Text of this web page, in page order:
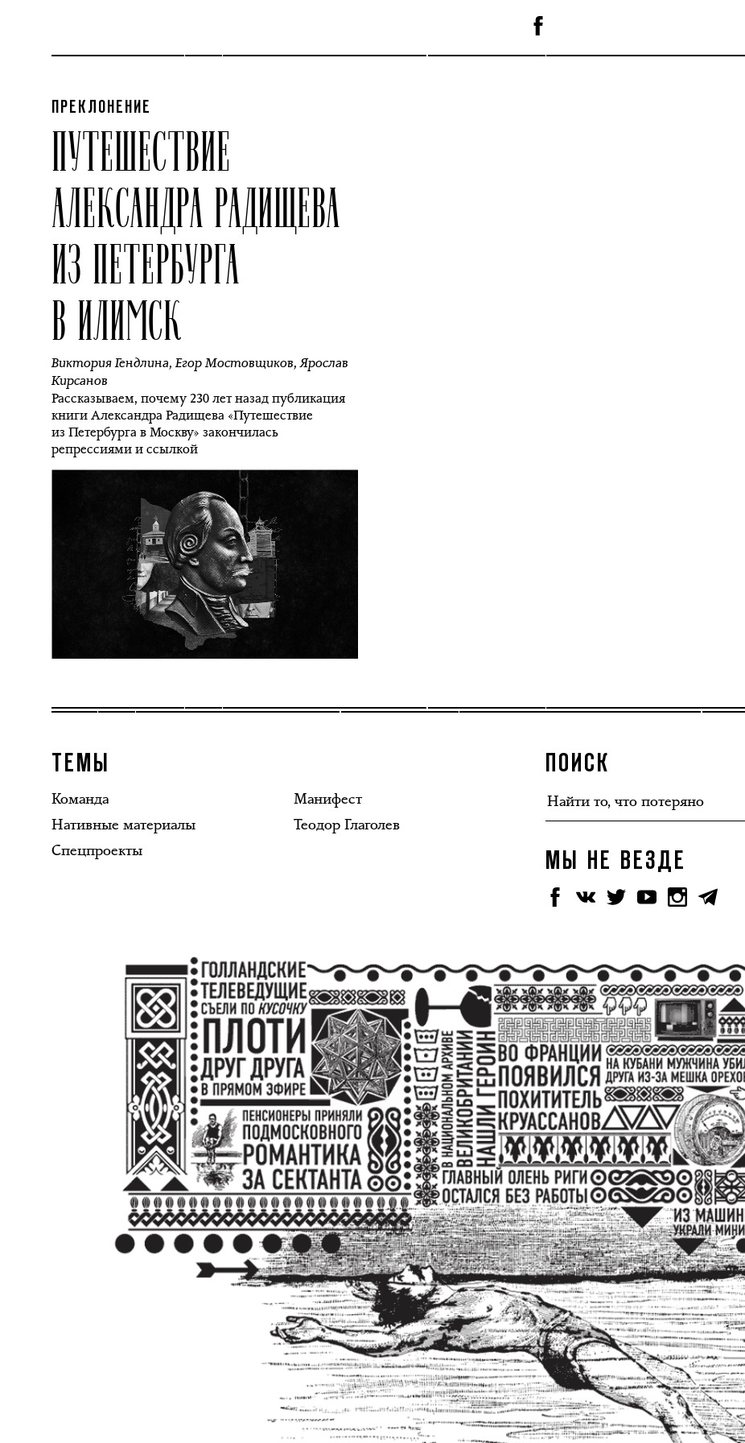
ПРЕКЛОНЕНИЕ
ПУТЕШЕСТВИЕ
АЛЕКСАНДРА РАДИЩЕВА
ИЗ ПЕТЕРБУРГА
В ИЛИМСК
Виктория Гендлина,Егор Мостовщиков,Ярослав
Кирсанов
Рассказываем, почему 230 лет назад публикация
книги Александра Радищева «Путешествие
из Петербурга в Москву» закончилась
репрессиями и ссылкой
ТЕМЫ
Команда
Манифест
Нативные материалы
Теодор Глаголев
Спецпроекты
ПОИСК
МЫ НЕ ВЕЗДЕ